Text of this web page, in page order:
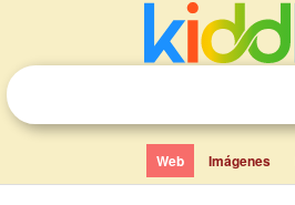
Web Imágenes